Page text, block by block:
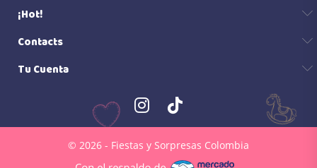
¡Hot!
Contacts
Tu Cuenta
© 2026 - Fiestas y Sorpresas Colombia